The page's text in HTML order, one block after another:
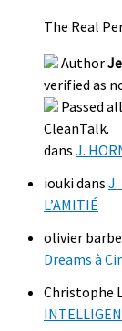
The Real
Author
verified as
Passed
CleanTalk.
dans J.
ioukidans J.
L’AMITIÉ
olivier
Dreams à
Christophe